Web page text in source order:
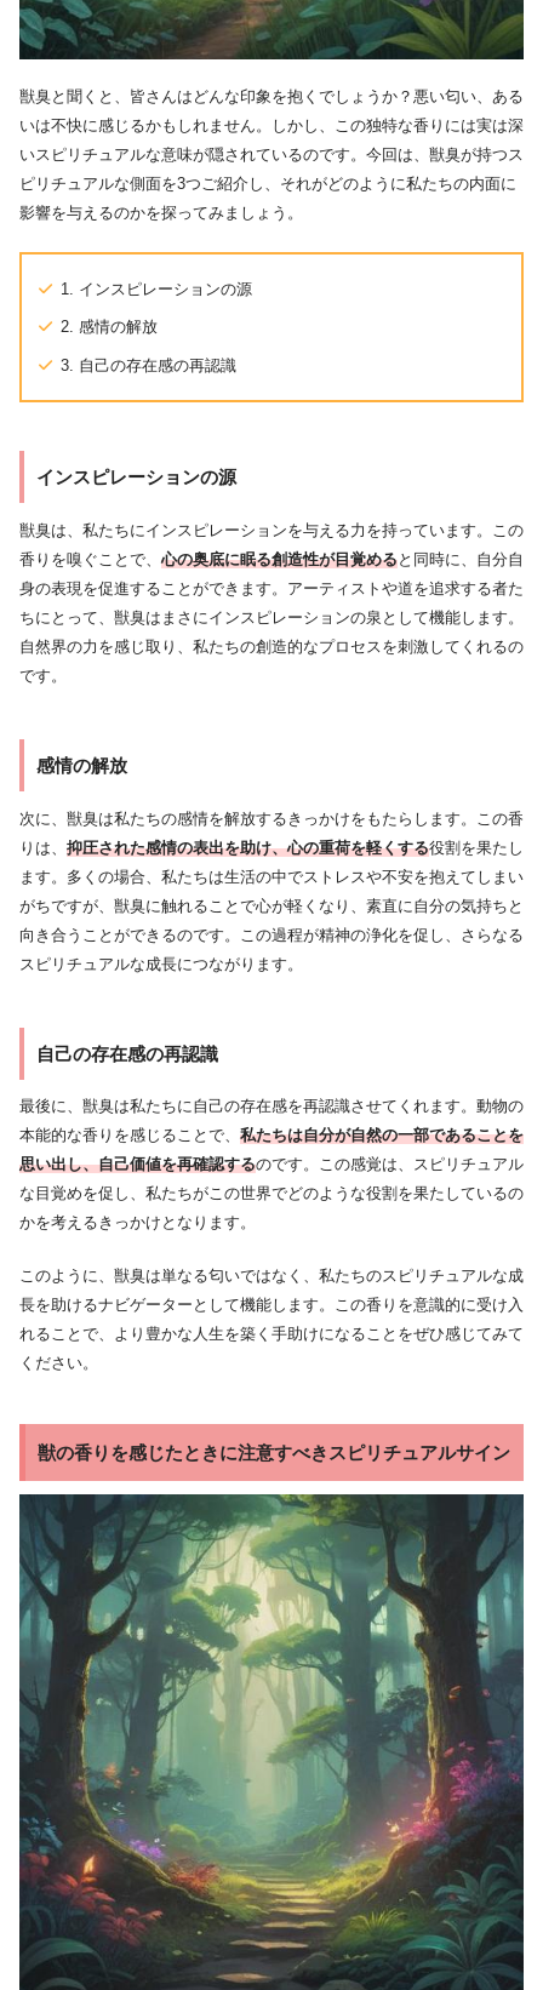
獣臭と聞くと、皆さんはどんな印象を抱くでしょうか？悪い匂い、ある
いは不快に感じるかもしれません。しかし、この独特な香りには実は深
いスピリチュアルな意味が隠されているのです。今回は、獣臭が持つス
ピリチュアルな側面を3つご紹介し、それがどのように私たちの内面に
影響を与えるのかを探ってみましょう。
1. インスピレーションの源
2. 感情の解放
3. 自己の存在感の再認識
インスピレーションの源
獣臭は、私たちにインスピレーションを与える力を持っています。この
香りを嗅ぐことで、心の奥底に眠る創造性が目覚めると同時に、自分自
身の表現を促進することができます。アーティストや道を追求する者た
ちにとって、獣臭はまさにインスピレーションの泉として機能します。
自然界の力を感じ取り、私たちの創造的なプロセスを刺激してくれるの
です。
感情の解放
次に、獣臭は私たちの感情を解放するきっかけをもたらします。この香
りは、 抑圧された感情の表出を助け、心の重荷を軽くする役割を果たし
ます。多くの場合、私たちは生活の中でストレスや不安を抱えてしまい
がちですが、獣臭に触れることで心が軽くなり、素直に自分の気持ちと
向き合うことができるのです。この過程が精神の浄化を促し、さらなる
スピリチュアルな成長につながります。
自己の存在感の再認識
最後に、獣臭は私たちに自己の存在感を再認識させてくれます。動物の
本能的な香りを感じることで、 私たちは自分が自然の一部であることを
思い出し、自己価値を再確認するのです。この感覚は、スピリチュアル
な目覚めを促し、私たちがこの世界でどのような役割を果たしているの
かを考えるきっかけとなります。
このように、獣臭は単なる匂いではなく、私たちのスピリチュアルな成
長を助けるナビゲーターとして機能します。この香りを意識的に受け入
れることで、より豊かな人生を築く手助けになることをぜひ感じてみて
ください。
獣の香りを感じたときに注意すべきスピリチュアルサイン